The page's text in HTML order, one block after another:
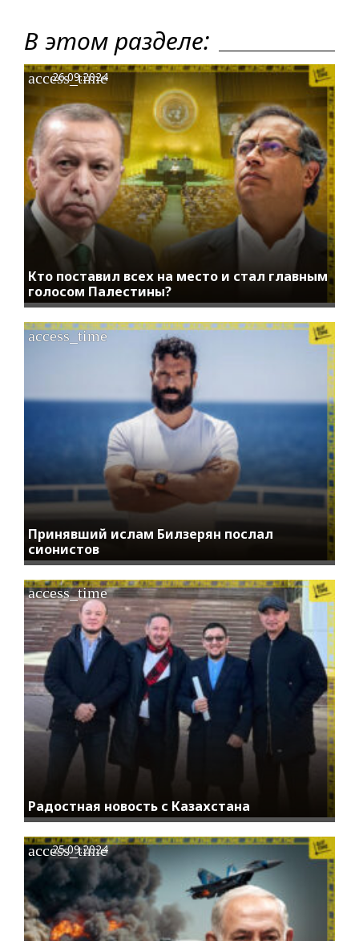
В этом разделе:
Кто поставил всех на место и стал главным
голосом Палестины?
access_time
26.09.2024
Принявший ислам Билзерян послал
сионистов
access_time
Радостная новость с Казахстана
access_time
access_time
25.09.2024